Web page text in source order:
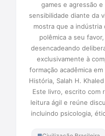
games e agressão
sensibilidade diante da
mostra que a indústria
polêmica a seu
desencadeando
exclusivamente à
formação acadêmica
História, Salah H.
Este livro, escrito com
leitura ágil e reúne
incluindo psicologia,